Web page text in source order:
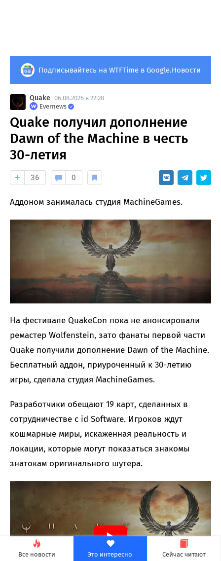
Все новости Это интересно Сейчас читают
Подписывайтесь на WTFTime в Google.Новости
Quake 06.08.2026 в 22:28
Evernews
Quake получил дополнение
Dawn of the Machine в честь
30-летия
36 0
Аддоном занималась студия MachineGames.
На фестивале QuakeCon пока не анонсировали
ремастер Wolfenstein, зато фанаты первой части
Quake получили дополнение Dawn of the Machine.
Бесплатный аддон, приуроченный к 30-летию
игры, сделала студия MachineGames.
Разработчики обещают 19 карт, сделанных в
сотрудничестве с id Software. Игроков ждут
кошмарные миры, искаженная реальность и
локации, которые могут показаться знакомы
знатокам оригинального шутера.